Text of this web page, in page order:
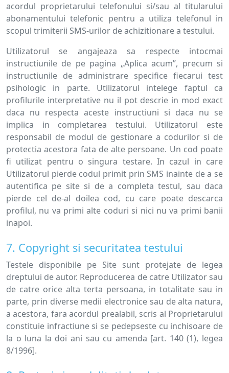
acordul proprietarului telefonului si/sau al titularului
abonamentului telefonic pentru a utiliza telefonul in
scopul trimiterii SMS-urilor de achizitionare a testului.
Utilizatorul se angajeaza sa respecte intocmai
instructiunile de pe pagina „Aplica acum”, precum si
instructiunile de administrare specifice fiecarui test
psihologic in parte. Utilizatorul intelege faptul ca
profilurile interpretative nu il pot descrie in mod exact
daca nu respecta aceste instructiuni si daca nu se
implica in completarea testului. Utilizatorul este
responsabil de modul de gestionare a codurilor si de
protectia acestora fata de alte persoane. Un cod poate
fi utilizat pentru o singura testare. In cazul in care
Utilizatorul pierde codul primit prin SMS inainte de a se
autentifica pe site si de a completa testul, sau daca
pierde cel de-al doilea cod, cu care poate descarca
profilul, nu va primi alte coduri si nici nu va primi banii
inapoi.
7. Copyright si securitatea testului
Testele disponibile pe Site sunt protejate de legea
dreptului de autor. Reproducerea de catre Utilizator sau
de catre orice alta terta persoana, in totalitate sau in
parte, prin diverse medii electronice sau de alta natura,
a acestora, fara acordul prealabil, scris al Proprietarului
constituie infractiune si se pedepseste cu inchisoare de
la o luna la doi ani sau cu amenda [art. 140 (1), legea
8/1996].